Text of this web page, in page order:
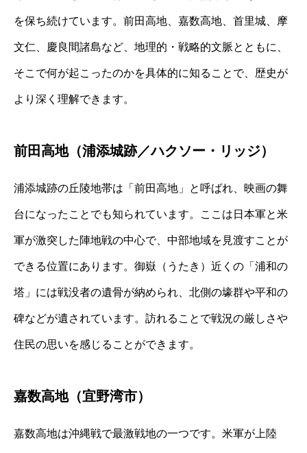
を保ち続けています。前田高地、嘉数高地、首里城、摩
文仁、慶良間諸島など、地理的・戦略的文脈とともに、
そこで何が起こったのかを具体的に知ることで、歴史が
より深く理解できます。
前田高地（浦添城跡／ハクソー・リッジ）
浦添城跡の丘陵地帯は「前田高地」と呼ばれ、映画の舞
台になったことでも知られています。ここは日本軍と米
軍が激突した陣地戦の中心で、中部地域を見渡すことが
できる位置にあります。御嶽（うたき）近くの「浦和の
塔」には戦没者の遺骨が納められ、北側の壕群や平和の
碑などが遺されています。訪れることで戦況の厳しさや
住民の思いを感じることができます。
嘉数高地（宜野湾市）
嘉数高地は沖縄戦で最激戦地の一つです。米軍が上陸